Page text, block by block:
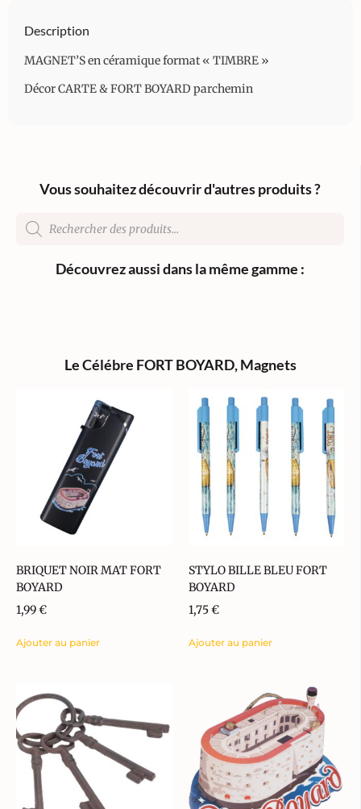
Description
MAGNET’S en céramique format « TIMBRE »
Décor CARTE & FORT BOYARD parchemin
Vous souhaitez découvrir d'autres produits ?
Découvrez aussi dans la même gamme :
Le Célébre FORT BOYARD,Magnets
BRIQUET NOIR MAT FORT
BOYARD
1,99€
Ajouter au panier
STYLO BILLE BLEU FORT
BOYARD
1,75€
Ajouter au panier